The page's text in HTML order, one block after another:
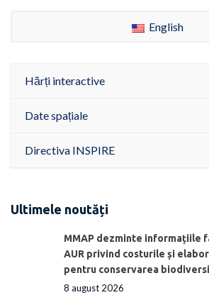
English
Hărți interactive
Date spațiale
Directiva INSPIRE
Ultimele noutăți
MMAP dezminte informațiile
AUR privind costurile și
pentru conservarea
8 august 2026